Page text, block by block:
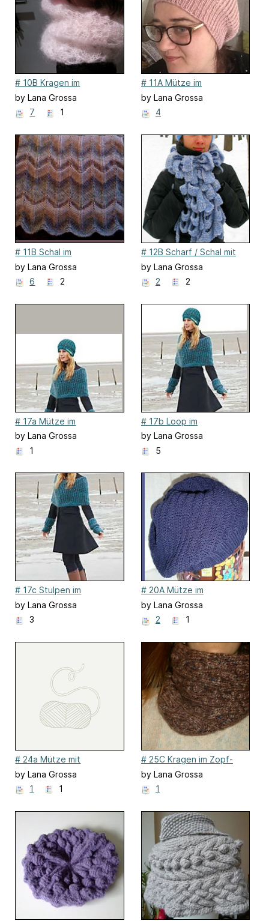
# 10B Kragen im
Spitzenmuster
by Lana Grossa
7
1
# 11A Mütze im
Halbpatentmuster
by Lana Grossa
4
# 11B Schal im
Zackenmuster
by Lana Grossa
6
2
# 12B Scharf / Schal mit
eingestrickten Schlitzen
by Lana Grossa
2
2
# 17a Mütze im
Strukturmuster
by Lana Grossa
1
# 17b Loop im
Strukturmuster
by Lana Grossa
5
# 17c Stulpen im
Strukturmuster
by Lana Grossa
3
# 20A Mütze im
Spiralmuster
by Lana Grossa
2
1
# 24a Mütze mit
Zopfmuster
by Lana Grossa
1
1
# 25C Kragen im Zopf-
Noppenmuster
by Lana Grossa
1